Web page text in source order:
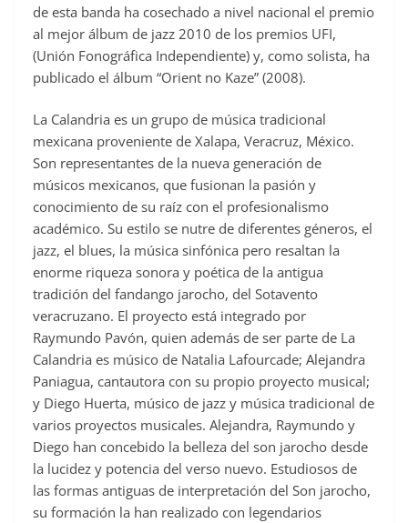
de esta banda ha cosechado a nivel nacional el premio
al mejor álbum de jazz 2010 de los premios UFI,
(Unión Fonográfica Independiente) y, como solista, ha
publicado el álbum “Orient no Kaze” (2008).
La Calandria es un grupo de música tradicional
mexicana proveniente de Xalapa, Veracruz, México.
Son representantes de la nueva generación de
músicos mexicanos, que fusionan la pasión y
conocimiento de su raíz con el profesionalismo
académico. Su estilo se nutre de diferentes géneros, el
jazz, el blues, la música sinfónica pero resaltan la
enorme riqueza sonora y poética de la antigua
tradición del fandango jarocho, del Sotavento
veracruzano. El proyecto está integrado por
Raymundo Pavón, quien además de ser parte de La
Calandria es músico de Natalia Lafourcade; Alejandra
Paniagua, cantautora con su propio proyecto musical;
y Diego Huerta, músico de jazz y música tradicional de
varios proyectos musicales. Alejandra, Raymundo y
Diego han concebido la belleza del son jarocho desde
la lucidez y potencia del verso nuevo. Estudiosos de
las formas antiguas de interpretación del Son jarocho,
su formación la han realizado con legendarios